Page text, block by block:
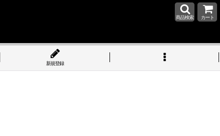
商品検索 カート
新規登録